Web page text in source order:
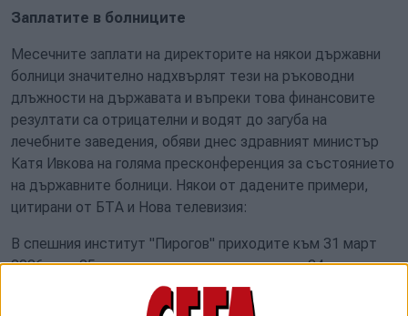
Заплатите в болниците
Месечните заплати на директорите на някои държавни
болници значително надхвърлят тези на ръководни
длъжности на държавата и въпреки това финансовите
резултати са отрицателни и водят до загуба на
лечебните заведения, обяви днес здравният министър
Катя Ивкова на голяма пресконференция за състоянието
на държавните болници. Някои от дадените примери,
цитирани от БТА и Нова телевизия:
В спешния институт "Пирогов" приходите към 31 март
2026 г. са 25 млн. евро, разходите са около 24 млн. евро.
Делът на разходите за персонал е 60%. Задълженията
на болницата са 41,7 млн. евро. Заплатата на директора